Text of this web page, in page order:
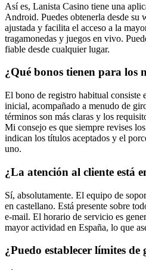
Así es, Lanista Casino tiene una
Android. Puedes obtenerla desde su
ajustada y facilita el acceso a la
tragamonedas y juegos en vivo.
fiable desde cualquier lugar.
¿Qué bonos tienen para los
El bono de registro habitual consiste
inicial, acompañado a menudo de
términos son más claras y los
Mi consejo es que siempre revises
indican los títulos aceptados y el
uno.
¿La atención al cliente está
Sí, absolutamente. El equipo de
en castellano. Está presente sobre
e-mail. El horario de servicio es
mayor actividad en España, lo que
¿Puedo establecer límites de